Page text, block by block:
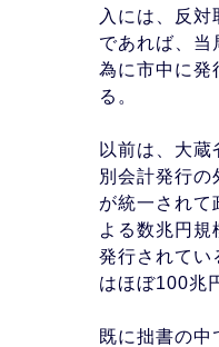
入には、反
であれば、当
為に市中に発
る。
以前は、大蔵
別会計発行
が統一されて
よる数兆円
発行されてい
はほぼ100兆
既に拙書の中